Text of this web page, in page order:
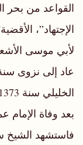
القواعد من بحر
الإجتهاد”،
لأبي موسى
الخليلي سنة 1373هـ.
بعد وفاة الإمام
فاستشهد الشيخ